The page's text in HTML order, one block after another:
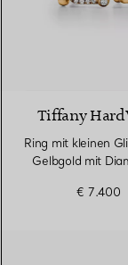
Tiffany
Ring mit kleinen
Gelbgold mit
€ 7.400